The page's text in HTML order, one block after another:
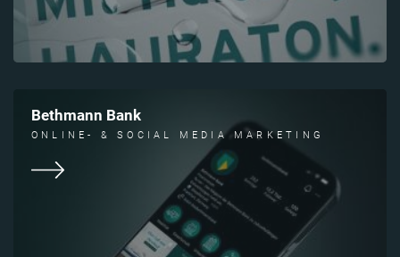
Bethmann Bank
ONLINE- & SOCIAL MEDIA MARKETING